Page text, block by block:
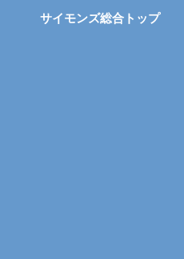
サイモンズ総合トップ